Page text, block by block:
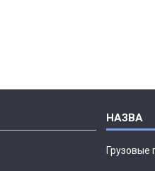
Грузовые